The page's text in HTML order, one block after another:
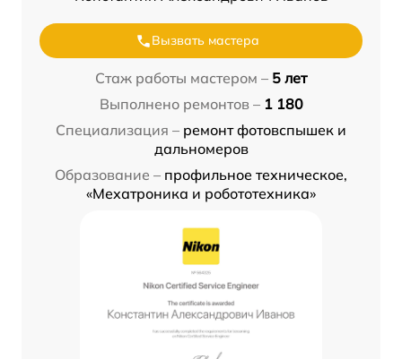
Вызвать мастера
Стаж работы мастером – 5 лет
Выполнено ремонтов – 1 180
Специализация – ремонт фотовспышек и
дальномеров
Образование – профильное техническое,
«Мехатроника и робототехника»